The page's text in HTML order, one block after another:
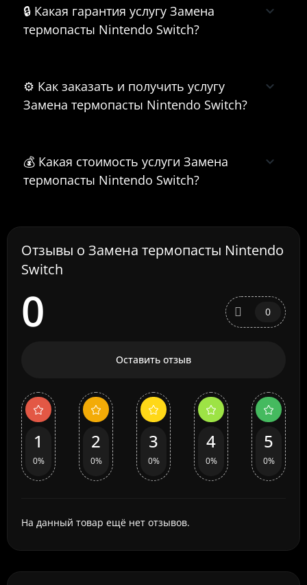
🔒 Какая гарантия услугу Замена
термопасты Nintendo Switch?
⚙️ Как заказать и получить услугу
Замена термопасты Nintendo Switch?
💰 Какая стоимость услуги Замена
термопасты Nintendo Switch?
Отзывы о Замена термопасты Nintendo
Switch
0 0
Оставить отзыв
1
0%
2
0%
3
0%
4
0%
5
0%
На данный товар ещё нет отзывов.